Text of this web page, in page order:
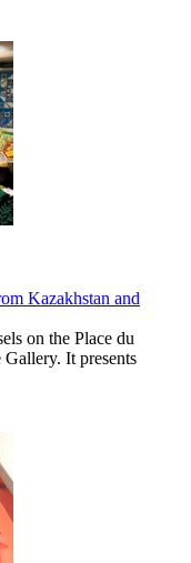
Kazakhstan and
on the Place du
Gallery. It presents